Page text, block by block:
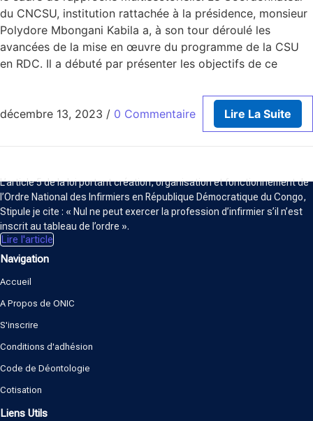
du CNCSU, institution rattachée à la présidence, monsieur
Polydore Mbongani Kabila a, à son tour déroulé les
avancées de la mise en œuvre du programme de la CSU
en RDC. Il a débuté par présenter les objectifs de ce
décembre 13, 2023 / 0 Commentaire Lire La Suite
L’article 5 de la loi portant création, organisation et fonctionnement de
l’Ordre National des Infirmiers en République Démocratique du Congo,
Stipule je cite : « Nul ne peut exercer la profession d’infirmier s’il n’est
inscrit au tableau de l’ordre ».
Lire l'article
Navigation
Accueil
A Propos de ONIC
S'inscrire
Conditions d'adhésion
Code de Déontologie
Cotisation
Liens Utils